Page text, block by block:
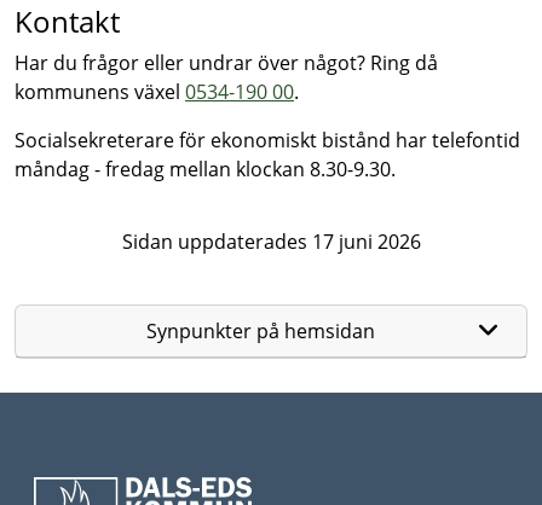
Kontakt
Har du frågor eller undrar över något? Ring då
kommunens växel 0534-190 00.
Socialsekreterare för ekonomiskt bistånd har telefontid
måndag - fredag mellan klockan 8.30-9.30.
Sidan uppdaterades 17 juni 2026
Synpunkter på hemsidan